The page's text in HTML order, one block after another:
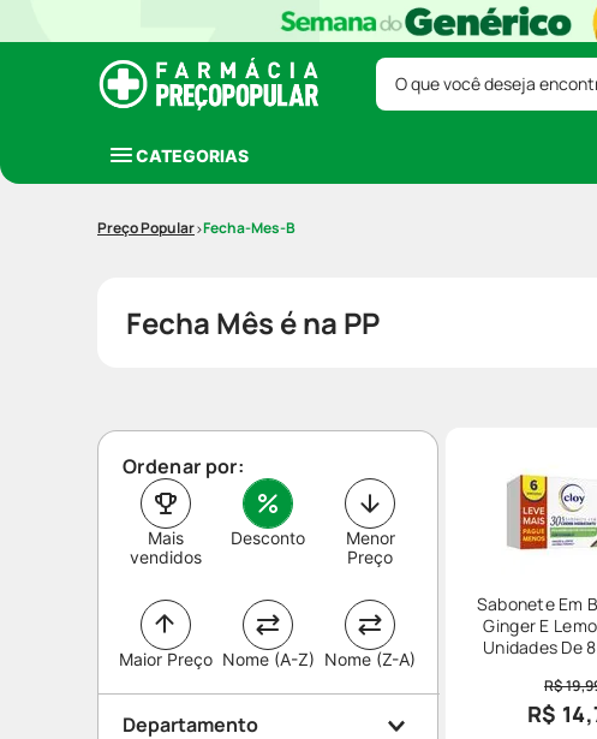
O que você deseja
CATEGORIAS
Fecha-Mes-B
Fecha Mês é na PP
Ordenar por:
Mais
vendidos
Desconto
Maior Preço
Menor
Preço
Nome (A-Z) Nome (Z-A)
Departamento
Sabonete Em
Ginger E
Unidades De
R$
R$